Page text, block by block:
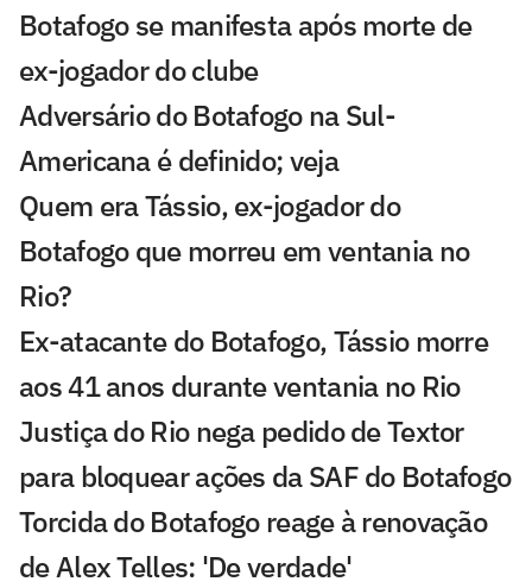
Botafogo se manifesta após morte de
ex-jogador do clube
Adversário do Botafogo na Sul-
Americana é definido; veja
Quem era Tássio, ex-jogador do
Botafogo que morreu em ventania no
Rio?
Ex-atacante do Botafogo, Tássio morre
aos 41 anos durante ventania no Rio
Justiça do Rio nega pedido de Textor
para bloquear ações da SAF do Botafogo
Torcida do Botafogo reage à renovação
de Alex Telles: 'De verdade'